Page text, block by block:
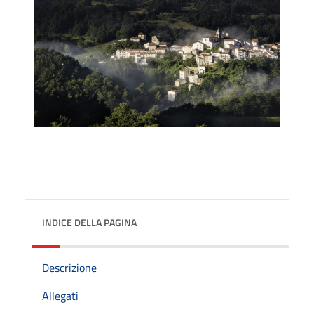
INDICE DELLA PAGINA
Descrizione
Allegati